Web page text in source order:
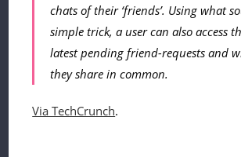
chats of their ‘friends’. Using what
simple trick, a user can also access
latest pending friend-requests and
they share in common.
Via TechCrunch.